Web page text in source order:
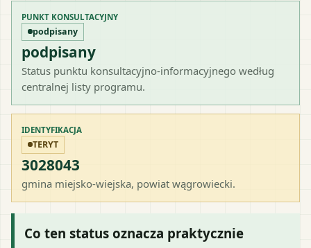
PUNKT KONSULTACYJNY
podpisany
podpisany
Status punktu konsultacyjno-informacyjnego według
centralnej listy programu.
IDENTYFIKACJA
TERYT
3028043
gmina miejsko-wiejska, powiat wągrowiecki.
Co ten status oznacza praktycznie